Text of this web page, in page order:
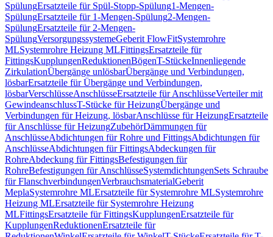
SpülungErsatzteile für Spül-Stopp-Spülung1-Mengen-
SpülungErsatzteile für 1-Mengen-Spülung2-Mengen-
SpülungErsatzteile für 2-Mengen-
SpülungVersorgungssystemeGeberit FlowFitSystemrohre
MLSystemrohre Heizung MLFittingsErsatzteile für
FittingsKupplungenReduktionenBögenT-StückeInnenliegende
ZirkulationÜbergänge unlösbarÜbergänge und Verbindungen,
lösbarErsatzteile für Übergänge und Verbindungen,
lösbarVerschlüsseAnschlüsseErsatzteile für AnschlüsseVerteiler mit
GewindeanschlussT-Stücke für HeizungÜbergänge und
Verbindungen für Heizung, lösbarAnschlüsse für HeizungErsatzteile
für Anschlüsse für HeizungZubehörDämmungen für
AnschlüsseAbdichtungen für Rohre und FittingsAbdichtungen für
AnschlüsseAbdichtungen für FittingsAbdeckungen für
RohreAbdeckung für FittingsBefestigungen für
RohreBefestigungen für AnschlüsseSystemdichtungenSets Schraube
für FlanschverbindungenVerbrauchsmaterialGeberit
MeplaSystemrohre MLErsatzteile für Systemrohre MLSystemrohre
Heizung MLErsatzteile für Systemrohre Heizung
MLFittingsErsatzteile für FittingsKupplungenErsatzteile für
KupplungenReduktionenErsatzteile für